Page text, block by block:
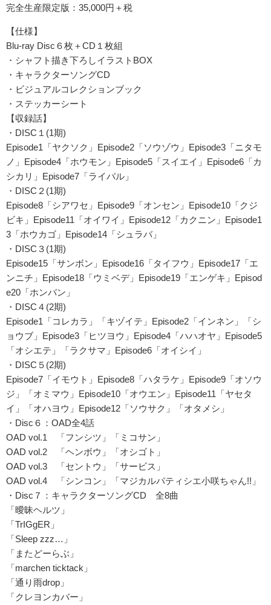
完全生産限定版：35,000円＋税
【仕様】
Blu-ray Disc６枚＋CD１枚組
・シャフト描き下ろしイラストBOX
・キャラクターソングCD
・ビジュアルコレクションブック
・ステッカーシート
【収録話】
・DISC１(1期)
Episode1「ヤクソク」Episode2「ソウゾウ」Episode3「ニタモ
ノ」Episode4「ホウモン」Episode5「スイエイ」Episode6「カ
シカリ」Episode7「ライバル」
・DISC２(1期)
Episode8「シアワセ」Episode9「オンセン」Episode10「クジ
ビキ」Episode11「オイワイ」Episode12「カクニン」Episode1
3「ホウカゴ」Episode14「シュラバ」
・DISC３(1期)
Episode15「サンボン」Episode16「タイフウ」Episode17「エ
ンニチ」Episode18「ウミベデ」Episode19「エンゲキ」Episod
e20「ホンバン」
・DISC４(2期)
Episode1「コレカラ」「キヅイテ」Episode2「インネン」「シ
ョウブ」Episode3「ヒツヨウ」Episode4「ハハオヤ」Episode5
「オシエテ」「ラクサマ」Episode6「オイシイ」
・DISC５(2期)
Episode7「イモウト」Episode8「ハタラケ」Episode9「オソウ
ジ」「オミマウ」Episode10「オウエン」Episode11「ヤセタ
イ」「オハヨウ」Episode12「ソウサク」「オタメシ」
・Disc６：OAD全4話
OAD vol.1 「フンシツ」「ミコサン」
OAD vol.2 「ヘンボウ」「オシゴト」
OAD vol.3 「セントウ」「サービス」
OAD vol.4 「シンコン」「マジカルパティシエ小咲ちゃん!!」
・Disc７：キャラクターソングCD 全8曲
「曖昧ヘルツ」
「TrIGgER」
「Sleep zzz…」
「またどーらぶ」
「marchen ticktack」
「通り雨drop」
「クレヨンカバー」